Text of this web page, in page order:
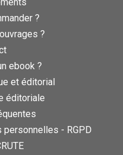
?
?
ebook ?
et éditorial
éditoriale
- RGPD